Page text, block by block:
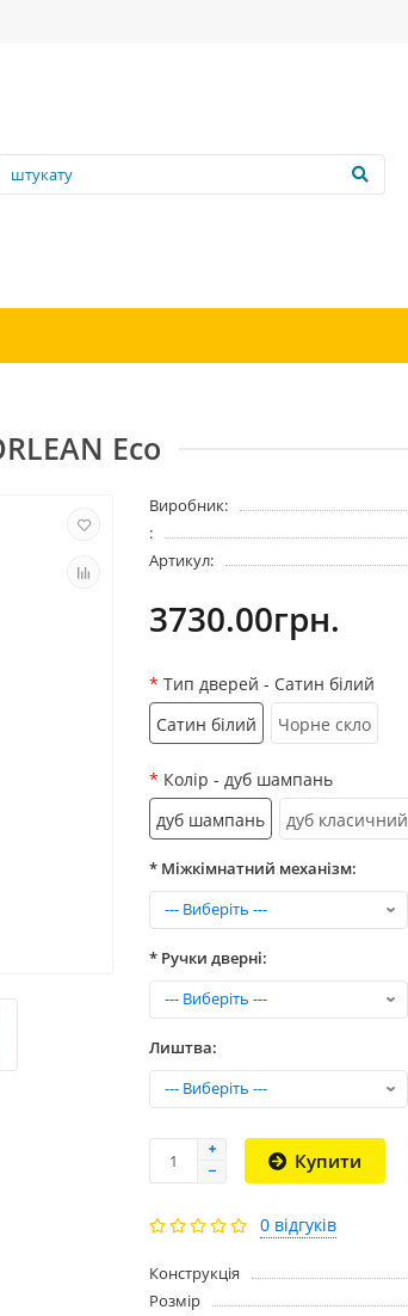
Eco
Виробник:
:
Артикул:
3730.00грн.
Тип дверей- Сатин білий
Сатин білий
Чорне скло
Колір- дуб шампань
дуб шампань
дуб класичний
* Міжкімнатний механізм:
* Ручки дверні:
Лиштва:
Купити
0 відгуків
Конструкція
Розмір